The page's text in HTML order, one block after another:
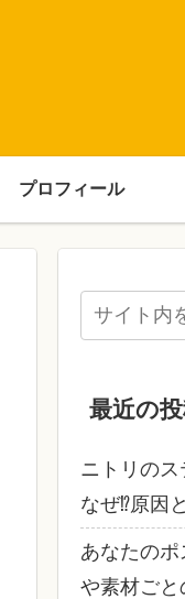
プロフィール
最近の
ニトリの
なぜ⁉原因
あなたの
や素材ごと